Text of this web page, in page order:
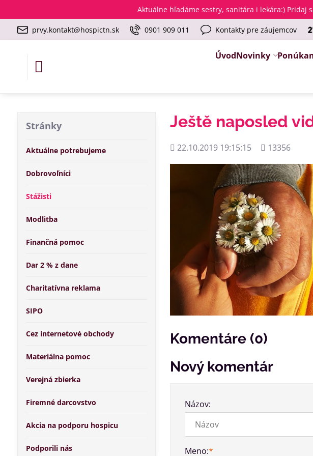
Aktuálne hľadáme sestry, sanitára i lekára:) Pridaj
prvy.kontakt@hospictn.sk 0901 909 011 Kontakty pre záujemcov
ÚvodNovinky
Ještě naposled
Pridané
22.10.2019 19:15:15
Počet
13356
Komentáre (0)
Nový komentár
Názov:
Meno:*
Stránky
Aktuálne potrebujeme
Dobrovoľníci
Stážisti
Modlitba
Finančná pomoc
Dar 2 % z dane
Charitatívna reklama
SIPO
Cez internetové obchody
Materiálna pomoc
Verejná zbierka
Firemné darcovstvo
Akcia na podporu hospicu
Podporili nás